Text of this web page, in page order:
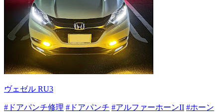
ヴェゼル RU3
#ドアパンチ修理 #ドアパンチ #アルファーホーンII #ホーン